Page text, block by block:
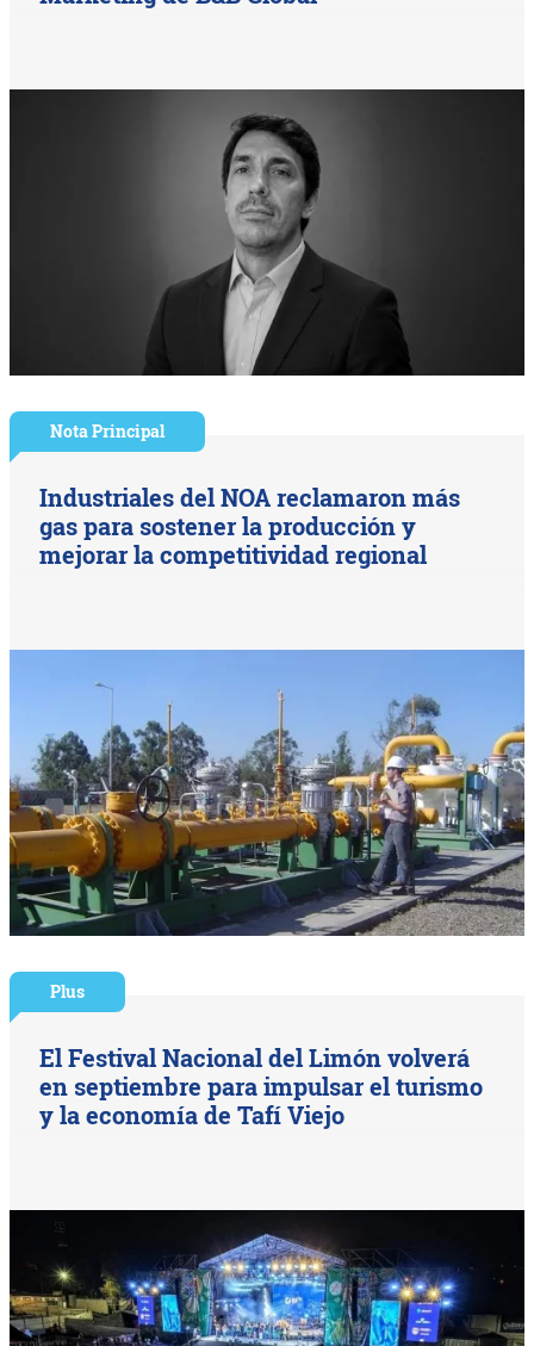
Nota Principal
Industriales del NOA reclamaron más
gas para sostener la producción y
mejorar la competitividad regional
Plus
El Festival Nacional del Limón volverá
en septiembre para impulsar el turismo
y la economía de Tafí Viejo